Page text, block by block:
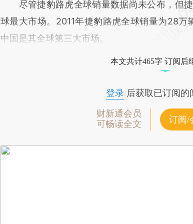
尽管捷豹路虎全球销量数据尚未公布，但捷
球最大市场。2011年捷豹路虎全球销量为28
中国是其全球第三大市场。
本文共计465字 订阅后
登录后获取已订阅的
财新通会员
可畅读全文
订阅/